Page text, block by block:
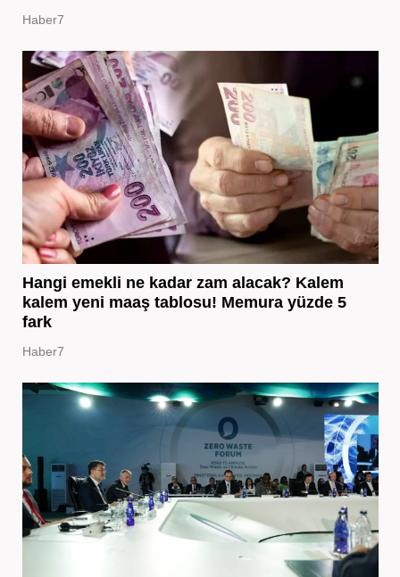
Haber7
Hangi emekli ne kadar zam alacak? Kalem
kalem yeni maaş tablosu! Memura yüzde 5
fark
Haber7